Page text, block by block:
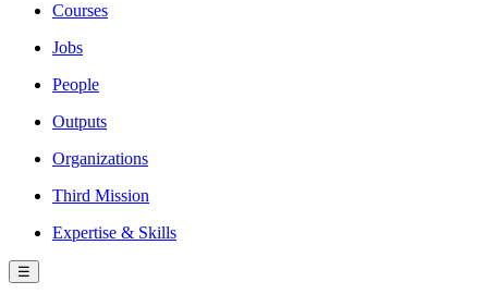
Courses
Jobs
People
Outputs
Organizations
Third Mission
Expertise & Skills
☰